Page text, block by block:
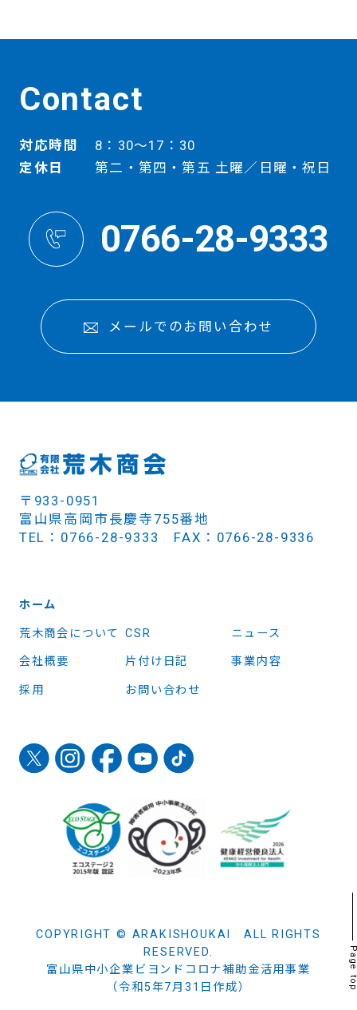
Contact
対応時間
8：30～17：30
定休日
第二・第四・第五 土曜／日曜・祝日
0766-28-9333
メールでのお問い合わせ
〒933-0951
富山県高岡市長慶寺755番地
TEL：0766-28-9333 FAX：0766-28-9336
ホーム
荒木商会について CSR ニュース
会社概要 片付け日記 事業内容
採用 お問い合わせ
COPYRIGHT © ARAKISHOUKAI ALL RIGHTS
RESERVED.
富山県中小企業ビヨンドコロナ補助金活用事業
（令和5年7月31日作成）